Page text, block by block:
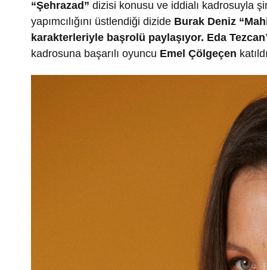
“Şehrazad” dizisi konusu ve iddialı kadrosuyla
yapımcılığını üstlendiği dizide Burak Deniz
karakterleriyle başrolü paylaşıyor. Eda Tezcan
kadrosuna başarılı oyuncu Emel Çölgeçen